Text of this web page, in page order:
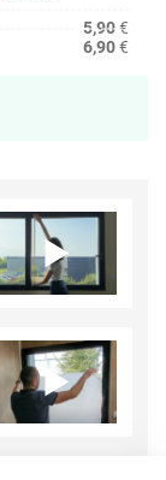
5,90€
6,90€